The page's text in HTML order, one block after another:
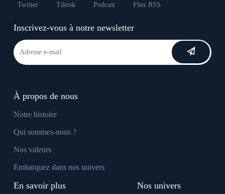
Twitter Tiktok Podcast Flux RSS
Inscrivez-vous à notre newsletter
À propos de nous
Notre histoire
Qui sommes-nous ?
Nos valeurs
Embarquez dans nos univers
En savoir plus Nos univers